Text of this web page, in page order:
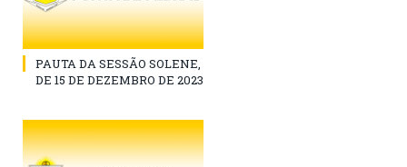
PAUTA DA SESSÃO SOLENE,
DE 15 DE DEZEMBRO DE 2023